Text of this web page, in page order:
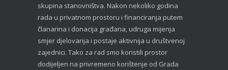
skupina stanovništva. Nakon nekoliko godina
rada u privatnom prostoru i financiranja putem
članarina i donacija građana, udruga mijenja
smjer djelovanja i postaje aktivnija u društvenoj
zajednici. Tako za rad smo koristili prostor
dodijeljen na privremeno korištenje od Grada